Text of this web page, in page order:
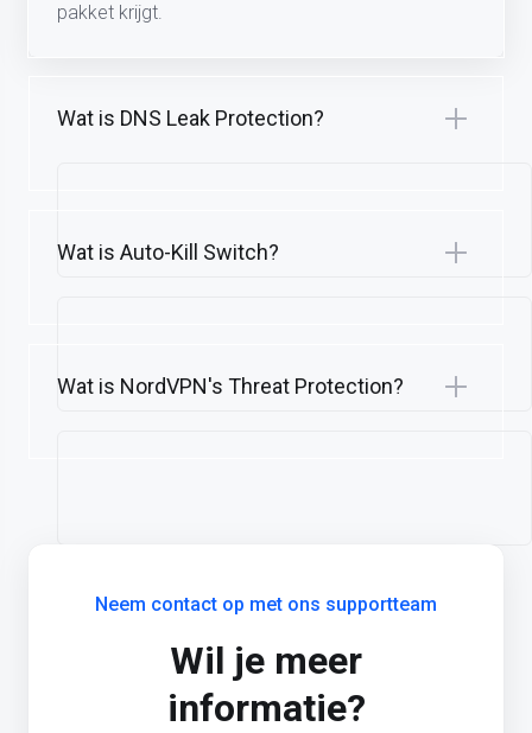
pakket krijgt.
Wat is DNS Leak Protection?
Wat is Auto-Kill Switch?
Wat is NordVPN's Threat Protection?
Neem contact op met ons supportteam
Wil je meer
informatie?